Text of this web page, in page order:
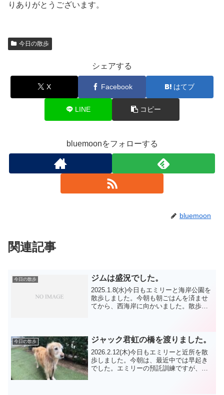
りありがとうございます。
今日の散歩
シェアする
X Facebook はてブ
LINE コピー
bluemoonをフォローする
bluemoon
関連記事
今日の散歩 ジムは盛況でした。
2025.1.8(水)今日もエミリーと海岸公園を
散歩しました。今朝も朝ごはんを済ませ
てから、西海岸に向かいました。散歩の
体が動かない...
今日の散歩 ジャック君虹の橋を渡りました。
2026.2.12(木)今日もエミリーと近所を散
歩しました。今朝は、最近中では早起き
でした。エミリーの預託訓練ですが、外